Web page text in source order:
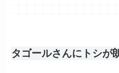
タゴールさんにトシが